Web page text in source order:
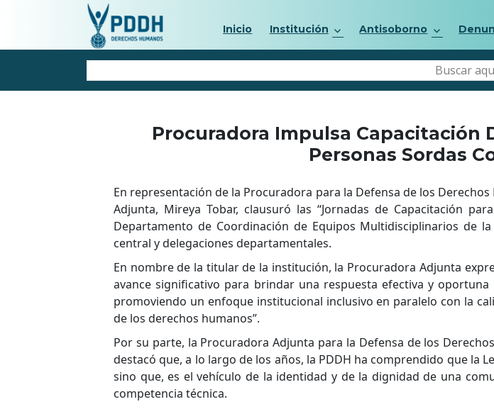
Inicio Institución Antisoborno
Procuradora Impulsa Capacitación
Personas Sordas
En representación de la Procuradora para la Defensa de los
Adjunta, Mireya Tobar, clausuró las “Jornadas de Capacitación
Departamento de Coordinación de Equipos Multidisciplinarios de
central y delegaciones departamentales.
En nombre de la titular de la institución, la Procuradora Adjunta
avance significativo para brindar una respuesta efectiva y
promoviendo un enfoque institucional inclusivo en paralelo con la
de los derechos humanos”.
Por su parte, la Procuradora Adjunta para la Defensa de los
destacó que, a lo largo de los años, la PDDH ha comprendido que la
sino que, es el vehículo de la identidad y de la dignidad de una
competencia técnica.